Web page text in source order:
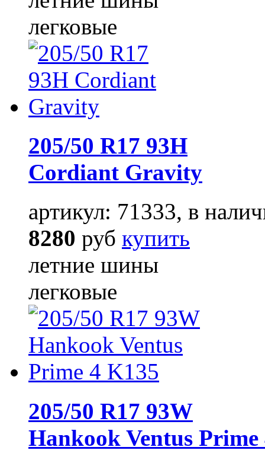
легковые
205/50 R17 93H
Cordiant Gravity
артикул: 71333, в
8280 руб купить
летние шины
легковые
205/50 R17 93W
Hankook Ventus Prime